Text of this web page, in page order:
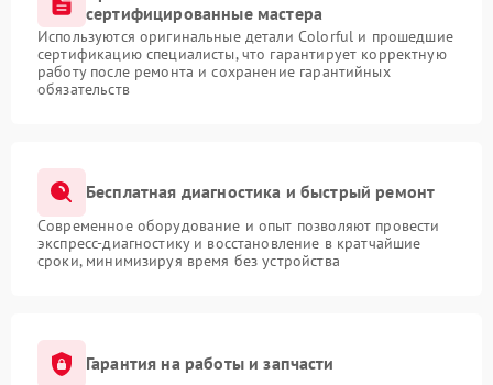
сертифицированные мастера
Используются оригинальные детали Colorful и прошедшие
сертификацию специалисты, что гарантирует корректную
работу после ремонта и сохранение гарантийных
обязательств
Бесплатная диагностика и быстрый ремонт
Современное оборудование и опыт позволяют провести
экспресс-диагностику и восстановление в кратчайшие
сроки, минимизируя время без устройства
Гарантия на работы и запчасти